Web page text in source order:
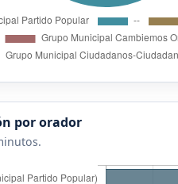
por orador